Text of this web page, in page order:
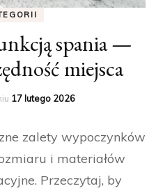
spania —
miejsca
17 lutego 2026
zalety wypoczynków
i materiałów
Przeczytaj, by